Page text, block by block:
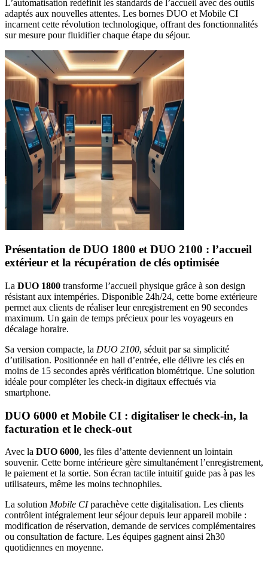
L’automatisation redéfinit les standards de l’accueil avec des outils
adaptés aux nouvelles attentes. Les bornes DUO et Mobile CI
incarnent cette révolution technologique, offrant des fonctionnalités
sur mesure pour fluidifier chaque étape du séjour.
Présentation de DUO 1800 et DUO 2100 : l’accueil
extérieur et la récupération de clés optimisée
La DUO 1800 transforme l’accueil physique grâce à son design
résistant aux intempéries. Disponible 24h/24, cette borne extérieure
permet aux clients de réaliser leur enregistrement en 90 secondes
maximum. Un gain de temps précieux pour les voyageurs en
décalage horaire.
Sa version compacte, la DUO 2100, séduit par sa simplicité
d’utilisation. Positionnée en hall d’entrée, elle délivre les clés en
moins de 15 secondes après vérification biométrique. Une solution
idéale pour compléter les check-in digitaux effectués via
smartphone.
DUO 6000 et Mobile CI : digitaliser le check-in, la
facturation et le check-out
Avec la DUO 6000, les files d’attente deviennent un lointain
souvenir. Cette borne intérieure gère simultanément l’enregistrement,
le paiement et la sortie. Son écran tactile intuitif guide pas à pas les
utilisateurs, même les moins technophiles.
La solution Mobile CIparachève cette digitalisation. Les clients
contrôlent intégralement leur séjour depuis leur appareil mobile :
modification de réservation, demande de services complémentaires
ou consultation de facture. Les équipes gagnent ainsi 2h30
quotidiennes en moyenne.